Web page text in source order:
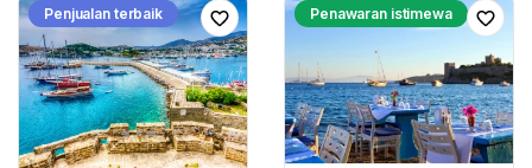
Penjualan terbaik Penawaran istimewa